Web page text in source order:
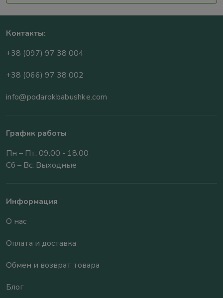
Контакты:
+38 (097) 97 38 004
+38 (066) 97 38 002
info@podarokbabushke.com
График работы
Пн – Пт: 09:00 - 18:00
Сб – Вс: Выходные
Информация
О нас
Оплата и доставка
Обмен и возврат товара
Блог